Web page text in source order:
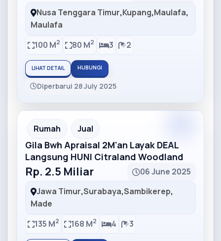
Nusa Tenggara Timur,Kupang,Maulafa,
Maulafa
100 M2 80 M2 3 2
LIHAT DETAIL HUBUNGI
Diperbarui 28 July 2025
Partner Ad
Rumah Jual
Gila Bwh Apraisal 2M'an Layak DEAL
Langsung HUNI Citraland Woodland
Rp. 2.5 Miliar
06 June 2025
Jawa Timur,Surabaya,Sambikerep,
Made
135 M2 168 M2 4 3